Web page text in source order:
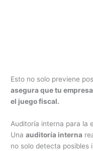
Esto no solo previene
asegura que tu
el juego fiscal.
Auditoría interna para la
Unaauditoría interna
no solo detecta posibles